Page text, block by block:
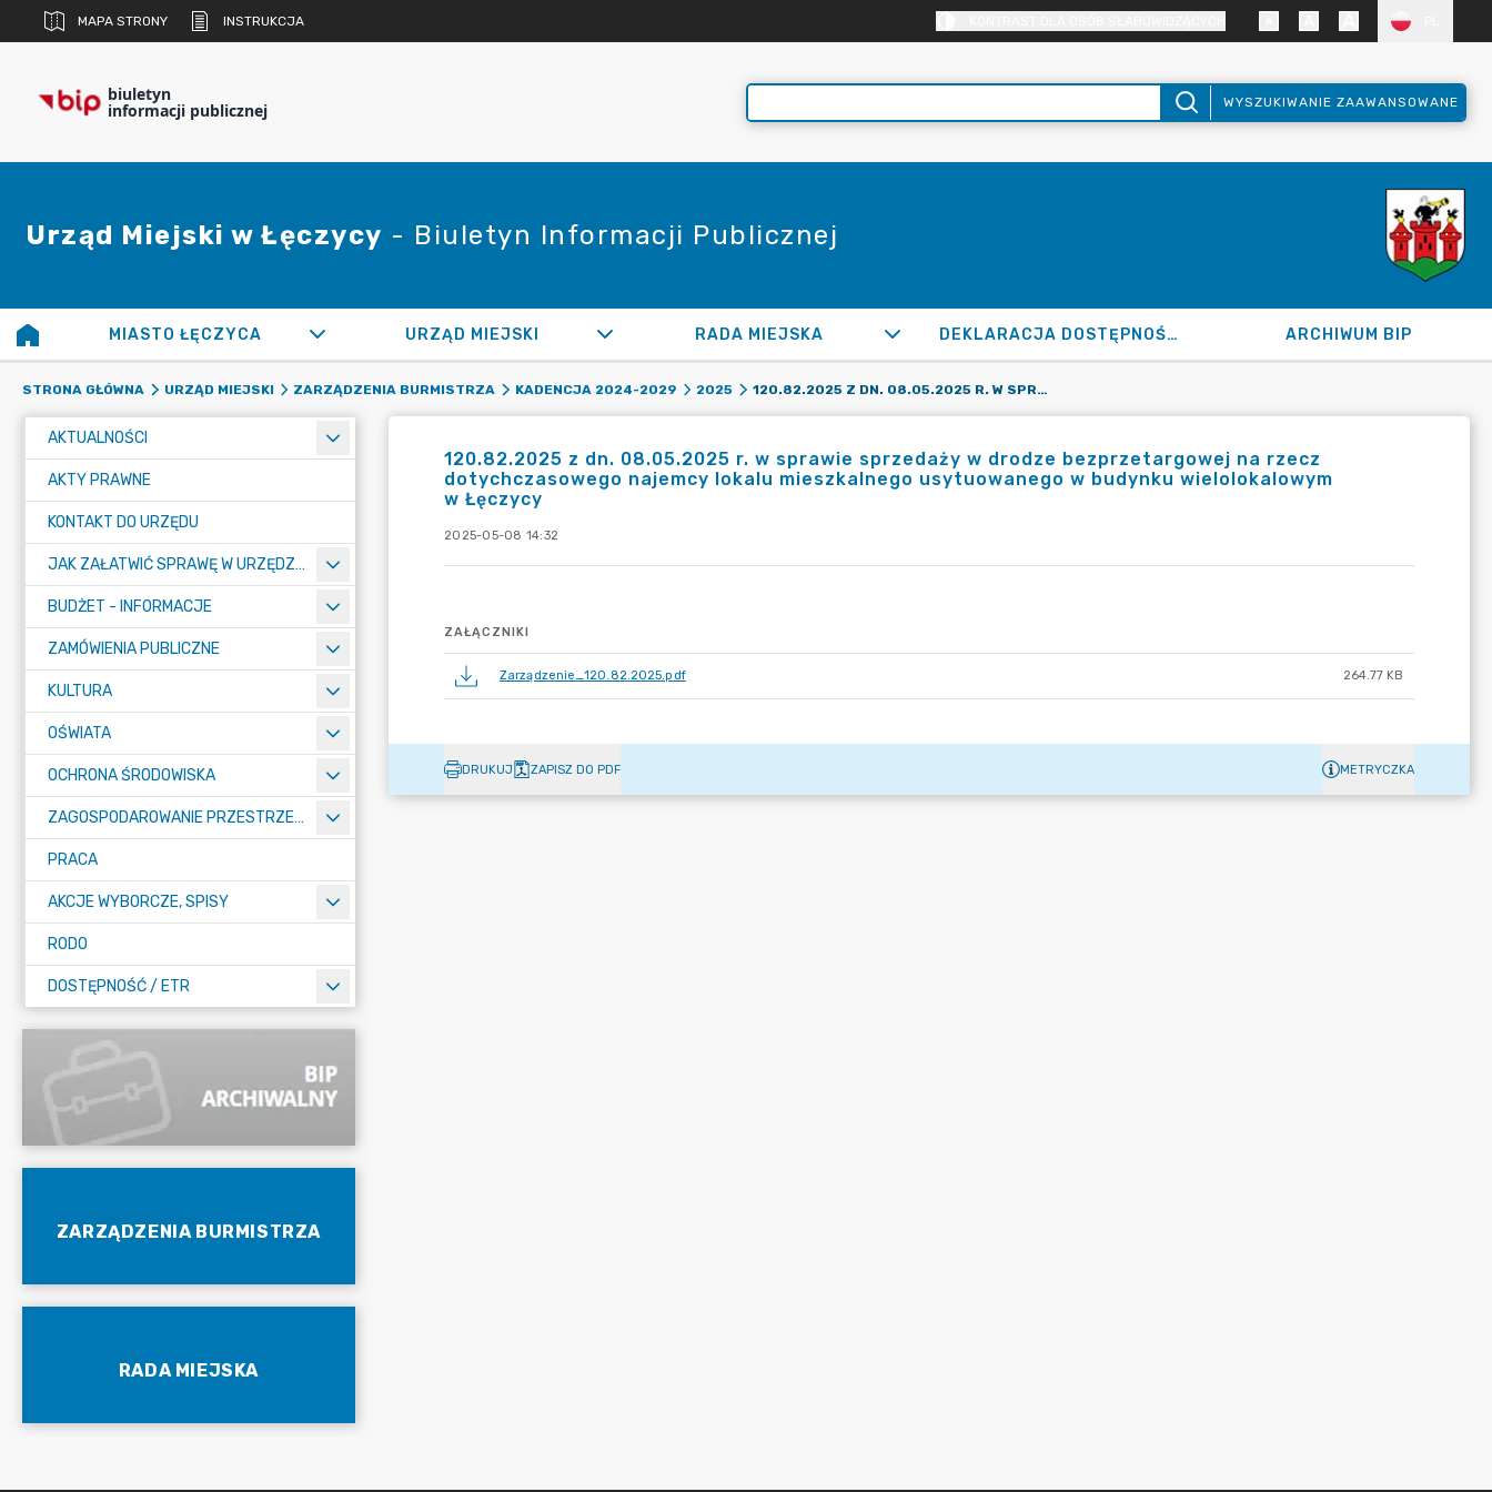
MAPA STRONY INSTRUKCJA
biuletyn
informacji publicznej WYSZUKIWANIE ZAAWANSOWANE
Urząd Miejski w Łęczycy - Biuletyn Informacji Publicznej
MIASTO ŁĘCZYCA URZĄD MIEJSKI RADA MIEJSKA DEKLARACJA DOSTĘPNOŚCI ARCHIWUM BIP
STRONA GŁÓWNA URZĄD MIEJSKI ZARZĄDZENIA BURMISTRZA KADENCJA 2024-2029 2025 120.82.2025 Z DN. 08.05.2025 R. W SPRAWIE SPRZEDAŻY W DRODZE BEZPRZETARGOWEJ NA RZECZ DOTYCHCZASOWEGO NAJEMCY LOKALU MIESZKALNEGO USYTUOWANEGO W BUDYNKU WIELOLOKALOWYM W ŁĘCZYCY
AKTUALNOŚCI
AKTY PRAWNE
KONTAKT DO URZĘDU
JAK ZAŁATWIĆ SPRAWĘ W URZĘDZIE
BUDŻET - INFORMACJE
ZAMÓWIENIA PUBLICZNE
KULTURA
OŚWIATA
OCHRONA ŚRODOWISKA
ZAGOSPODAROWANIE PRZESTRZENNE
PRACA
AKCJE WYBORCZE, SPISY
RODO
DOSTĘPNOŚĆ / ETR
ZARZĄDZENIA BURMISTRZA
RADA MIEJSKA
120.82.2025 z dn. 08.05.2025 r. w sprawie sprzedaży w drodze bezprzetargowej na rzecz
dotychczasowego najemcy lokalu mieszkalnego usytuowanego w budynku wielolokalowym
w Łęczycy
2025-05-08 14:32
ZAŁĄCZNIKI
Zarządzenie_120.82.2025.pdf 264.77 KB
DRUKUJ ZAPISZ DO PDF METRYCZKA